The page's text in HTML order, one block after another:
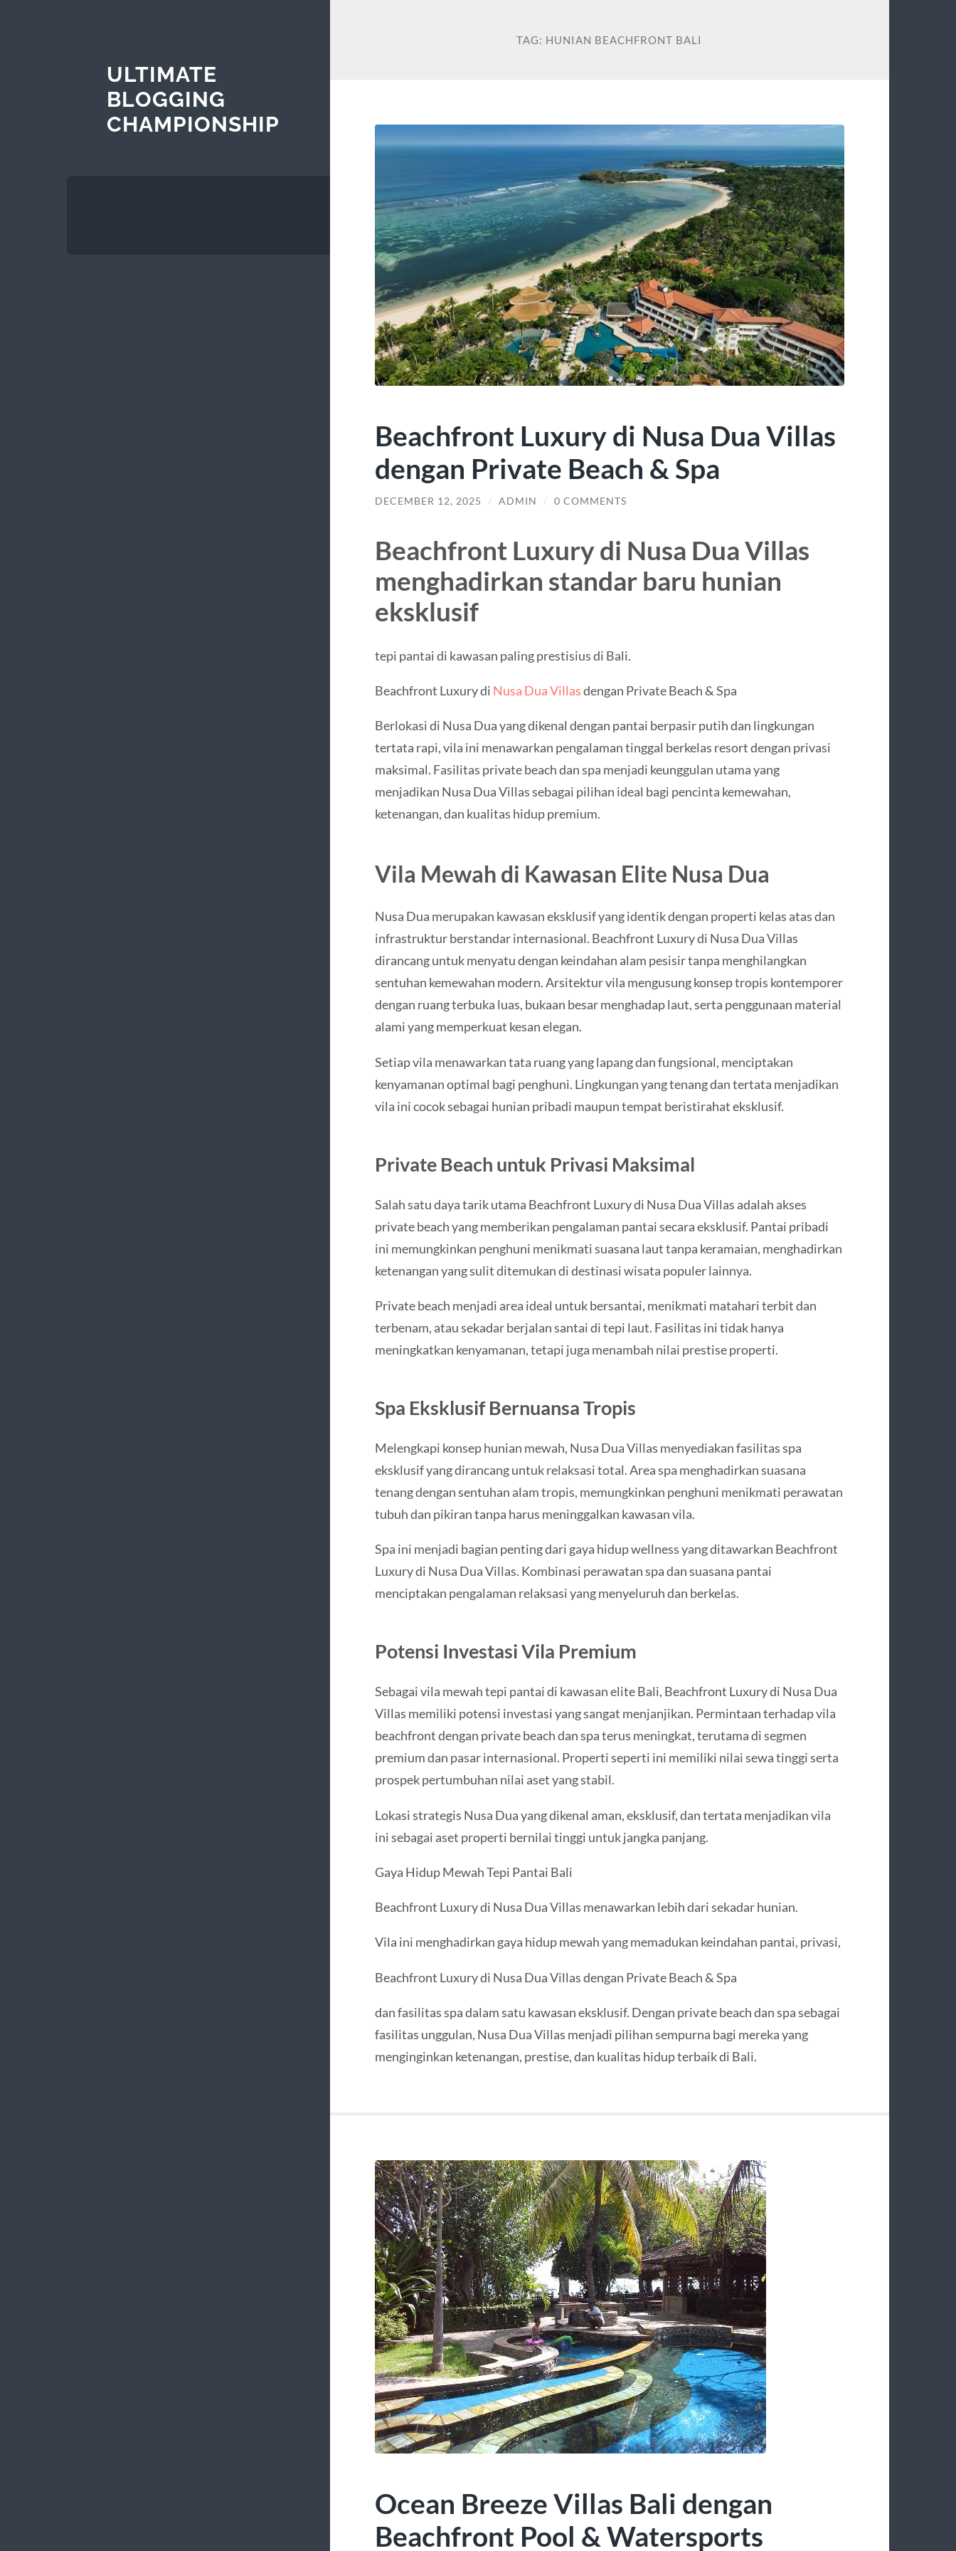
ULTIMATE
BLOGGING
CHAMPIONSHIP
TAG: HUNIAN BEACHFRONT BALI
Beachfront Luxury di Nusa Dua Villas
dengan Private Beach & Spa
DECEMBER 12, 2025 / ADMIN / 0 COMMENTS
Beachfront Luxury di Nusa Dua Villas
menghadirkan standar baru hunian
eksklusif
tepi pantai di kawasan paling prestisius di Bali.
Beachfront Luxury di Nusa Dua Villasdengan Private Beach & Spa
Berlokasi di Nusa Dua yang dikenal dengan pantai berpasir putih dan lingkungan
tertata rapi, vila ini menawarkan pengalaman tinggal berkelas resort dengan privasi
maksimal. Fasilitas private beach dan spa menjadi keunggulan utama yang
menjadikan Nusa Dua Villas sebagai pilihan ideal bagi pencinta kemewahan,
ketenangan, dan kualitas hidup premium.
Vila Mewah di Kawasan Elite Nusa Dua
Nusa Dua merupakan kawasan eksklusif yang identik dengan properti kelas atas dan
infrastruktur berstandar internasional. Beachfront Luxury di Nusa Dua Villas
dirancang untuk menyatu dengan keindahan alam pesisir tanpa menghilangkan
sentuhan kemewahan modern. Arsitektur vila mengusung konsep tropis kontemporer
dengan ruang terbuka luas, bukaan besar menghadap laut, serta penggunaan material
alami yang memperkuat kesan elegan.
Setiap vila menawarkan tata ruang yang lapang dan fungsional, menciptakan
kenyamanan optimal bagi penghuni. Lingkungan yang tenang dan tertata menjadikan
vila ini cocok sebagai hunian pribadi maupun tempat beristirahat eksklusif.
Private Beach untuk Privasi Maksimal
Salah satu daya tarik utama Beachfront Luxury di Nusa Dua Villas adalah akses
private beach yang memberikan pengalaman pantai secara eksklusif. Pantai pribadi
ini memungkinkan penghuni menikmati suasana laut tanpa keramaian, menghadirkan
ketenangan yang sulit ditemukan di destinasi wisata populer lainnya.
Private beach menjadi area ideal untuk bersantai, menikmati matahari terbit dan
terbenam, atau sekadar berjalan santai di tepi laut. Fasilitas ini tidak hanya
meningkatkan kenyamanan, tetapi juga menambah nilai prestise properti.
Spa Eksklusif Bernuansa Tropis
Melengkapi konsep hunian mewah, Nusa Dua Villas menyediakan fasilitas spa
eksklusif yang dirancang untuk relaksasi total. Area spa menghadirkan suasana
tenang dengan sentuhan alam tropis, memungkinkan penghuni menikmati perawatan
tubuh dan pikiran tanpa harus meninggalkan kawasan vila.
Spa ini menjadi bagian penting dari gaya hidup wellness yang ditawarkan Beachfront
Luxury di Nusa Dua Villas. Kombinasi perawatan spa dan suasana pantai
menciptakan pengalaman relaksasi yang menyeluruh dan berkelas.
Potensi Investasi Vila Premium
Sebagai vila mewah tepi pantai di kawasan elite Bali, Beachfront Luxury di Nusa Dua
Villas memiliki potensi investasi yang sangat menjanjikan. Permintaan terhadap vila
beachfront dengan private beach dan spa terus meningkat, terutama di segmen
premium dan pasar internasional. Properti seperti ini memiliki nilai sewa tinggi serta
prospek pertumbuhan nilai aset yang stabil.
Lokasi strategis Nusa Dua yang dikenal aman, eksklusif, dan tertata menjadikan vila
ini sebagai aset properti bernilai tinggi untuk jangka panjang.
Gaya Hidup Mewah Tepi Pantai Bali
Beachfront Luxury di Nusa Dua Villas menawarkan lebih dari sekadar hunian.
Vila ini menghadirkan gaya hidup mewah yang memadukan keindahan pantai, privasi,
Beachfront Luxury di Nusa Dua Villas dengan Private Beach & Spa
dan fasilitas spa dalam satu kawasan eksklusif. Dengan private beach dan spa sebagai
fasilitas unggulan, Nusa Dua Villas menjadi pilihan sempurna bagi mereka yang
menginginkan ketenangan, prestise, dan kualitas hidup terbaik di Bali.
Ocean Breeze Villas Bali dengan
Beachfront Pool & Watersports